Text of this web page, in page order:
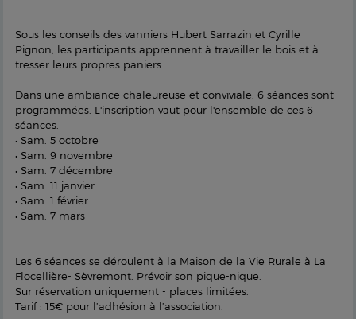
Sous les conseils des vanniers Hubert Sarrazin et Cyrille
Pignon, les participants apprennent à travailler le bois et à
tresser leurs propres paniers.
Dans une ambiance chaleureuse et conviviale, 6 séances sont
programmées. L'inscription vaut pour l'ensemble de ces 6
séances.
• Sam. 5 octobre
• Sam. 9 novembre
• Sam. 7 décembre
• Sam. 11 janvier
• Sam. 1 février
• Sam. 7 mars
Les 6 séances se déroulent à la Maison de la Vie Rurale à La
Flocellière- Sèvremont. Prévoir son pique-nique.
Sur réservation uniquement - places limitées.
Tarif : 15€ pour l’adhésion à l’association.